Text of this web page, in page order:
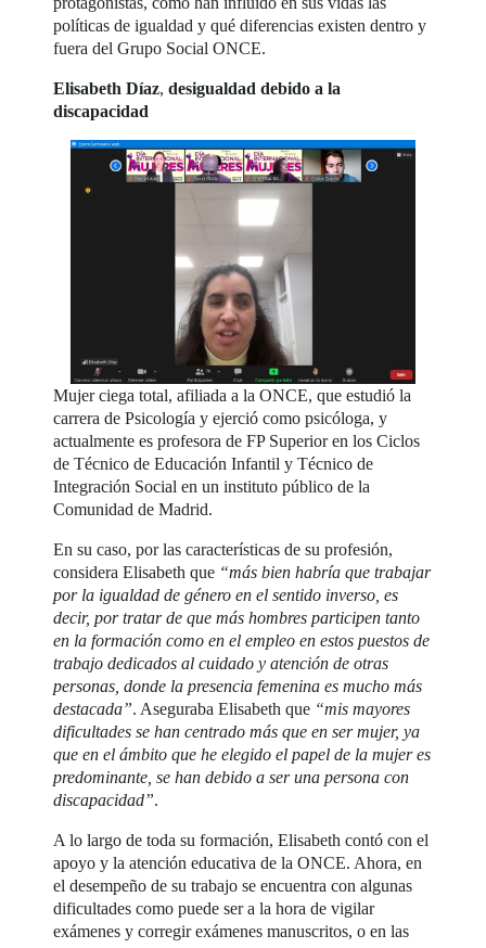
políticas de igualdad y qué diferencias existen dentro y
fuera del Grupo Social ONCE.
Elisabeth Díaz,desigualdad debido a la
discapacidad
Mujer ciega total, afiliada a la ONCE, que estudió la
carrera de Psicología y ejerció como psicóloga, y
actualmente es profesora de FP Superior en los Ciclos
de Técnico de Educación Infantil y Técnico de
Integración Social en un instituto público de la
Comunidad de Madrid.
En su caso, por las características de su profesión,
considera Elisabeth que “más bien habría que trabajar
por la igualdad de género en el sentido inverso, es
decir, por tratar de que más hombres participen tanto
en la formación como en el empleo en estos puestos de
trabajo dedicados al cuidado y atención de otras
personas, donde la presencia femenina es mucho más
destacada”. Aseguraba Elisabeth que “mis mayores
dificultades se han centrado más que en ser mujer, ya
que en el ámbito que he elegido el papel de la mujer es
predominante, se han debido a ser una persona con
discapacidad”.
A lo largo de toda su formación, Elisabeth contó con el
apoyo y la atención educativa de la ONCE. Ahora, en
el desempeño de su trabajo se encuentra con algunas
dificultades como puede ser a la hora de vigilar
exámenes y corregir exámenes manuscritos, o en las